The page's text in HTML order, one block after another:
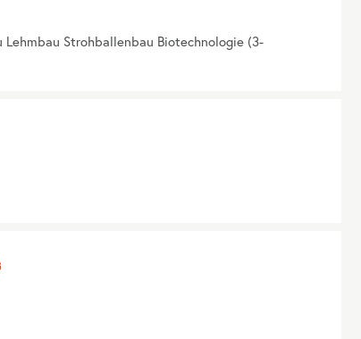
Strohballenbau Biotechnologie (3-